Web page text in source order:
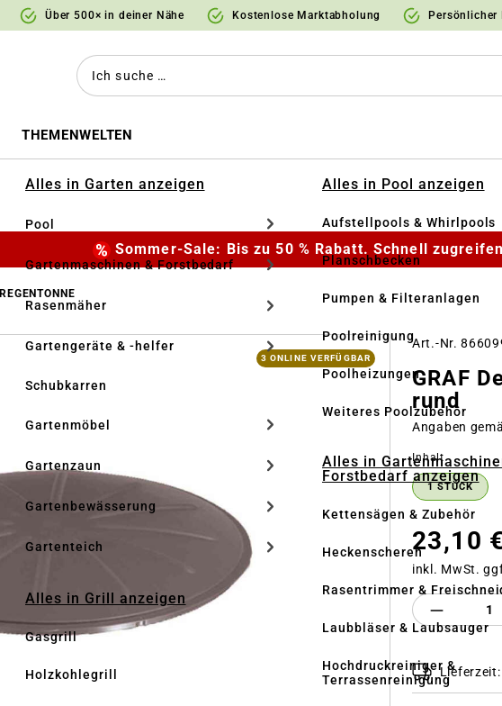
Über 500× in deiner Nähe Kostenlose Marktabholung Persönlicher
THEMENWELTEN
Alles in Garten anzeigen
Pool
Gartenmaschinen & Forstbedarf
Rasenmäher
Gartengeräte & -helfer
Schubkarren
Gartenmöbel
Gartenzaun
Gartenbewässerung
Gartenteich
Alles in Grill anzeigen
Gasgrill
Holzkohlegrill
Alles in Pool anzeigen
Aufstellpools & Whirlpools
Planschbecken
Pumpen & Filteranlagen
Poolreinigung
Poolheizungen
Weiteres Poolzubehör
Alles in
Forstbedarf anzeigen
Kettensägen & Zubehör
Heckenscheren
Rasentrimmer &
Laubbläser & Laubsauger
Hochdruckreiniger &
Terrassenreinigung
Sommer-Sale: Bis zu 50 % Rabatt. Schnell
REGENTONNE
3 ONLINE VERFÜGBAR
Art.-Nr.
GRAF
rund
Angaben
Inhalt
1 STÜCK
23,10 €
inkl. MwSt.
Produkt
Lieferzeit: